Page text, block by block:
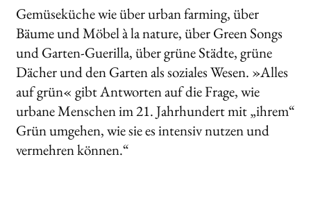
Gemüseküche wie über urban farming, über
Bäume und Möbel à la nature, über Green Songs
und Garten-Guerilla, über grüne Städte, grüne
Dächer und den Garten als soziales Wesen. »Alles
auf grün« gibt Antworten auf die Frage, wie
urbane Menschen im 21. Jahrhundert mit „ihrem“
Grün umgehen, wie sie es intensiv nutzen und
vermehren können.“